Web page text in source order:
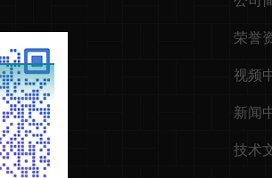
荣誉
视频
新闻
技术